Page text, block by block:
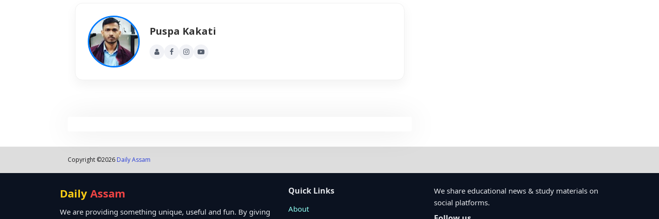
Puspa Kakati
Copyright ©2026 Daily Assam
Daily Assam
We are providing something unique, useful and fun. By giving
Quick Links
About
We share educational news & study materials on
social platforms.